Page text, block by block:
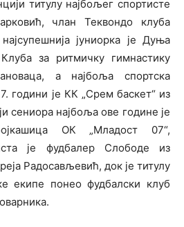
титулу најбољег спортисте
члан Теквондо клуба
јуниорка је Дуња
за ритмичку гимнастику
а најбоља спортска
години је КК „Срем баскет“ из
сениора најбоља ове године је
ОК „Младост 07“,
је фудбалер Слободе из
Радосављевић, док је титулу
екипе понео фудбалски клуб